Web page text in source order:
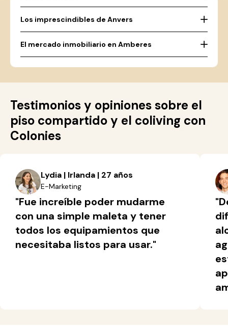
Los imprescindibles de Anvers
El mercado inmobiliario en Amberes
Testimonios y opiniones sobre el
piso compartido y el coliving con
Colonies
Lydia | Irlanda | 27 años
E-Marketing
"Fue increíble poder mudarme
con una simple maleta y tener
todos los equipamientos que
necesitaba listos para usar."